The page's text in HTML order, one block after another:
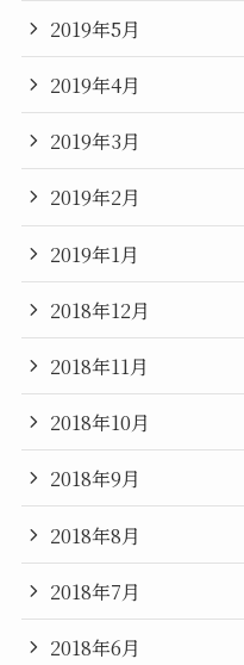
2019年5月
2019年4月
2019年3月
2019年2月
2019年1月
2018年12月
2018年11月
2018年10月
2018年9月
2018年8月
2018年7月
2018年6月